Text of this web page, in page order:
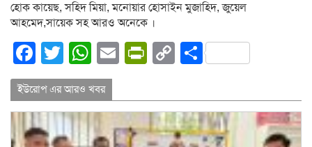
হোক কায়েছ, সহিদ মিয়া, মনোয়ার হোসাইন মুজাহিদ, জুয়েল
আহমেদ,সায়েক সহ আরও অনেকে ।
Facebook
Twitter
WhatsApp
EmailPrintFriendly
CopyShare
ইউরোপ এর আরও খবর